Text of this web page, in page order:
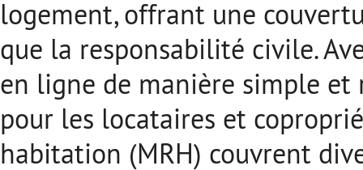
logement, offrant une
que la responsabilité civile.
en ligne de manière simple et
pour les locataires et
habitation (MRH) couvrent